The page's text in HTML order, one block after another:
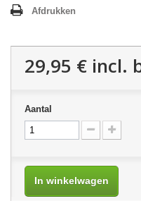
Afdrukken
29,95 € incl.
Aantal
In winkelwagen